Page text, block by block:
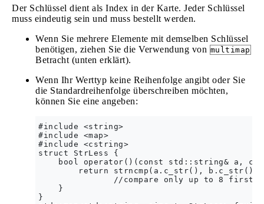
Der Schlüssel dient als Index in der Karte. Jeder Schlüssel
muss eindeutig sein und muss bestellt werden.
Wenn Sie mehrere Elemente mit demselben Schlüssel
benötigen, ziehen Sie die Verwendung von multimap
Betracht (unten erklärt).
Wenn Ihr Werttyp keine Reihenfolge angibt oder Sie
die Standardreihenfolge überschreiben möchten,
können Sie eine angeben:
#include <string>
#include <map>
#include <cstring>
struct StrLess {
bool operator()(const std::string& a,
return strncmp(a.c_str(), b.c_str(),
//compare only up to 8 first
    }
}